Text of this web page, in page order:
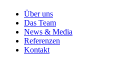
Über uns
Das Team
News & Media
Referenzen
Kontakt